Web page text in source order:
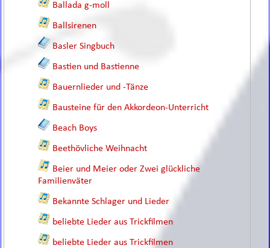
Ballada g-moll
Ballsirenen
Basler Singbuch
Bastien und Bastienne
Bauernlieder und -Tänze
Bausteine für den Akkordeon-Unterricht
Beach Boys
Beethövliche Weihnacht
Beier und Meier oder Zwei glückliche
Familienväter
Bekannte Schlager und Lieder
beliebte Lieder aus Trickfilmen
beliebte Lieder aus Trickfilmen